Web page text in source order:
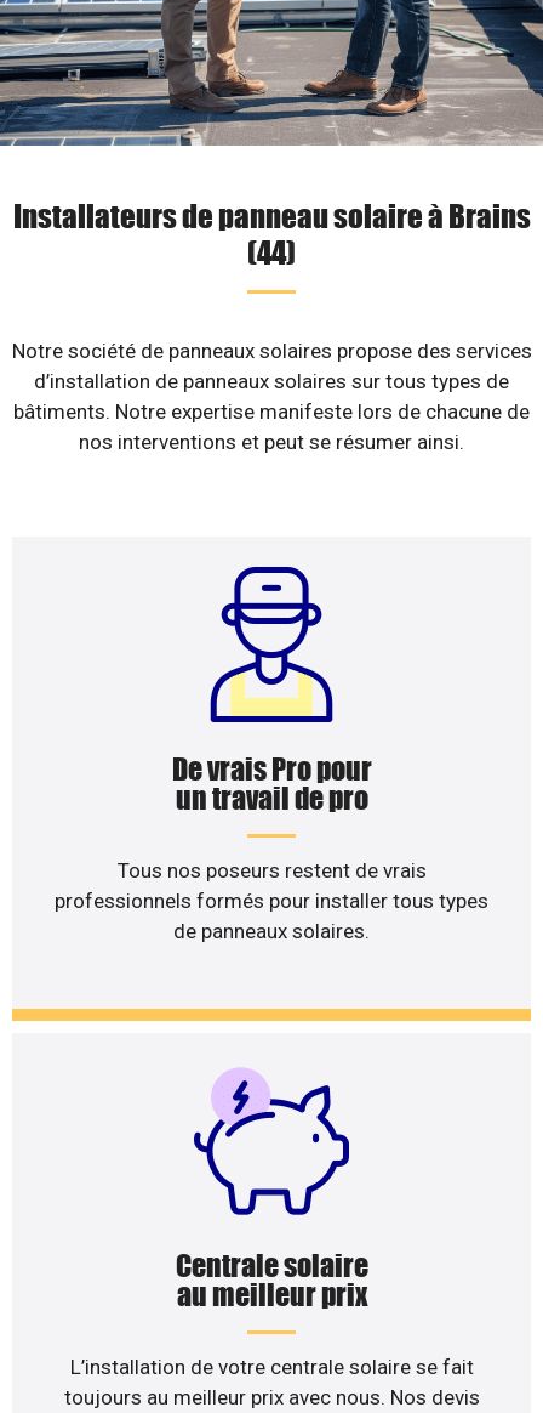
Installateurs de panneau solaire à Brains
(44)
Notre société de panneaux solaires propose des services
d’installation de panneaux solaires sur tous types de
bâtiments. Notre expertise manifeste lors de chacune de
nos interventions et peut se résumer ainsi.
De vrais Pro pour
un travail de pro
Tous nos poseurs restent de vrais
professionnels formés pour installer tous types
de panneaux solaires.
Centrale solaire
au meilleur prix
L’installation de votre centrale solaire se fait
toujours au meilleur prix avec nous. Nos devis